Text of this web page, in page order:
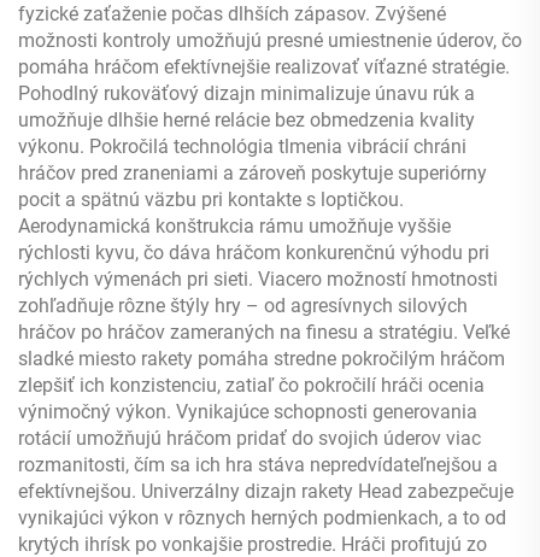
fyzické zaťaženie počas dlhších zápasov. Zvýšené
možnosti kontroly umožňujú presné umiestnenie úderov, čo
pomáha hráčom efektívnejšie realizovať víťazné stratégie.
Pohodlný rukoväťový dizajn minimalizuje únavu rúk a
umožňuje dlhšie herné relácie bez obmedzenia kvality
výkonu. Pokročilá technológia tlmenia vibrácií chráni
hráčov pred zraneniami a zároveň poskytuje superiórny
pocit a spätnú väzbu pri kontakte s loptičkou.
Aerodynamická konštrukcia rámu umožňuje vyššie
rýchlosti kyvu, čo dáva hráčom konkurenčnú výhodu pri
rýchlych výmenách pri sieti. Viacero možností hmotnosti
zohľadňuje rôzne štýly hry – od agresívnych silových
hráčov po hráčov zameraných na finesu a stratégiu. Veľké
sladké miesto rakety pomáha stredne pokročilým hráčom
zlepšiť ich konzistenciu, zatiaľ čo pokročilí hráči ocenia
výnimočný výkon. Vynikajúce schopnosti generovania
rotácií umožňujú hráčom pridať do svojich úderov viac
rozmanitosti, čím sa ich hra stáva nepredvídateľnejšou a
efektívnejšou. Univerzálny dizajn rakety Head zabezpečuje
vynikajúci výkon v rôznych herných podmienkach, a to od
krytých ihrísk po vonkajšie prostredie. Hráči profitujú zo